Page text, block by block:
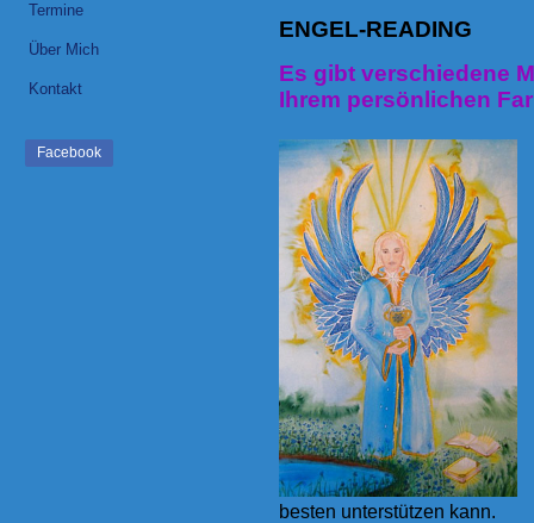
Termine
Über Mich
Kontakt
Facebook
ENGEL-READING
Es gibt verschiedene
Ihrem persönlichen
besten unterstützen kann.